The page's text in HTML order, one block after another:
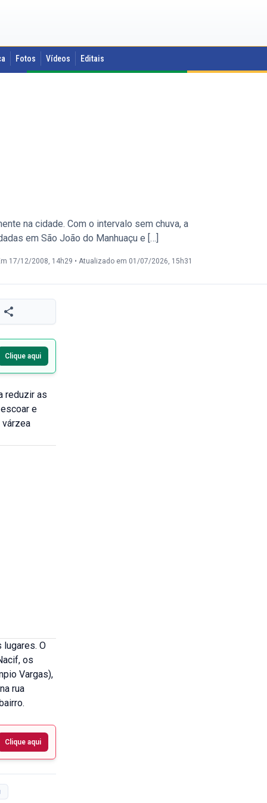
Fotos Vídeos Editais
na cidade. Com o intervalo sem chuva, a
em São João do Manhuaçu e […]
17/12/2008, 14h29 • Atualizado em 01/07/2026, 15h31
Clique aqui
reduzir as
e
várzea
O
os
Vargas),
rua
Clique aqui